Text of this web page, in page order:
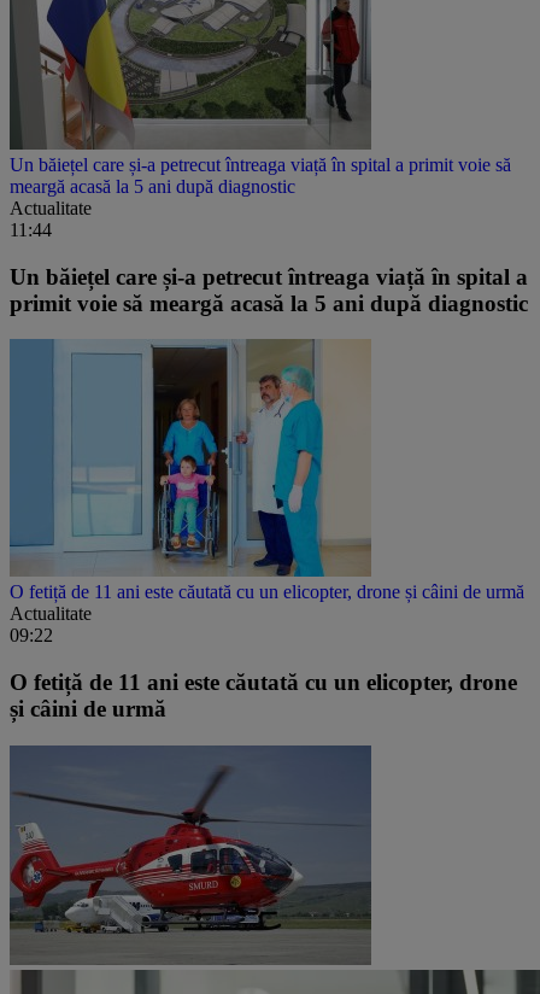
Un băiețel care și-a petrecut întreaga viață în spital a primit voie să
meargă acasă la 5 ani după diagnostic
Actualitate
11:44
Un băiețel care și-a petrecut întreaga viață în spital a
primit voie să meargă acasă la 5 ani după diagnostic
O fetiță de 11 ani este căutată cu un elicopter, drone și câini de urmă
Actualitate
09:22
O fetiță de 11 ani este căutată cu un elicopter, drone
și câini de urmă